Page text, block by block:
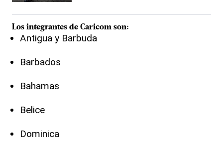
Los integrantes de Caricom son:
Antigua y Barbuda
Barbados
Bahamas
Belice
Dominica